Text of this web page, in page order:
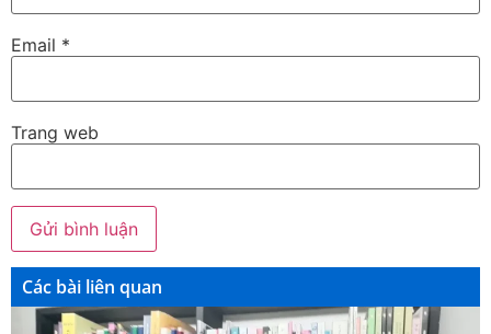
Email *
Trang web
Các bài liên quan